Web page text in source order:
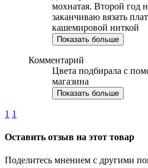
мохнатая. Второй год
заканчиваю вязать
кашемировой ниткой
Показать больше
Комментарий
Цвета подбирала с
магазина
Показать больше
1 1
Оставить отзыв на этот товар
Поделитесь мнением с другими